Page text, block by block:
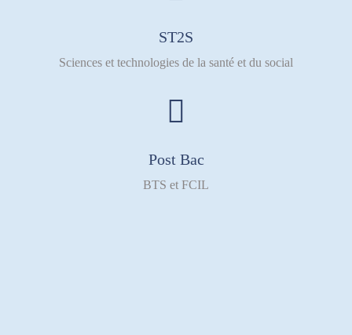
ST2S
Sciences et technologies de la santé et du social
Post Bac
BTS et FCIL